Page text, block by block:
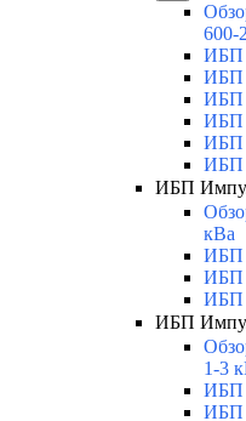
600-
ИБП
ИБП
ИБП
ИБП
ИБП
ИБП
ИБП
кВа
ИБП
ИБП
ИБП
ИБП
1-3
ИБП
ИБП